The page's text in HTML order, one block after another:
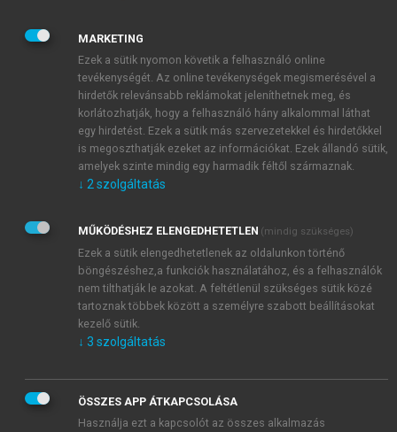
JELSZÓ
JELSZÓ ÚJRA
Kérek értesítést a MeRSZ újdonságairól, akcióiról.
Kérek értesítést az Akadémiai Kiadó Zrt. újdonságairól,
Adatkezelési tájékoztatóbanfoglaltakat tudomásul
veszem és elfogadom.
Általános vásárlási feltételeket, valamint a szotar.netés a
mersz.huoldalak licencszerződéseiben foglaltakat
tudomásul veszem és elfogadom.
KIPRÓBÁLOM
MARKETING
Ezek a sütik nyomon követik a felhasználó online
tevékenységét. Az online tevékenységek megismerésével a
hirdetők relevánsabb reklámokat jeleníthetnek meg, és
korlátozhatják, hogy a felhasználó hány alkalommal láthat
egy hirdetést. Ezek a sütik más szervezetekkel és hirdetőkkel
is megoszthatják ezeket az információkat. Ezek állandó sütik,
amelyek szinte mindig egy harmadik féltől származnak.
↓ 2 szolgáltatás
MŰKÖDÉSHEZ ELENGEDHETETLEN (mindig szükséges)
Ezek a sütik elengedhetetlenek az oldalunkon történő
böngészéshez,a funkciók használatához, és a felhasználók
nem tilthatják le azokat. A feltétlenül szükséges sütik közé
tartoznak többek között a személyre szabott beállításokat
kezelő sütik.
↓ 3 szolgáltatás
ÖSSZES APP ÁTKAPCSOLÁSA
Használja ezt a kapcsolót az összes alkalmazás